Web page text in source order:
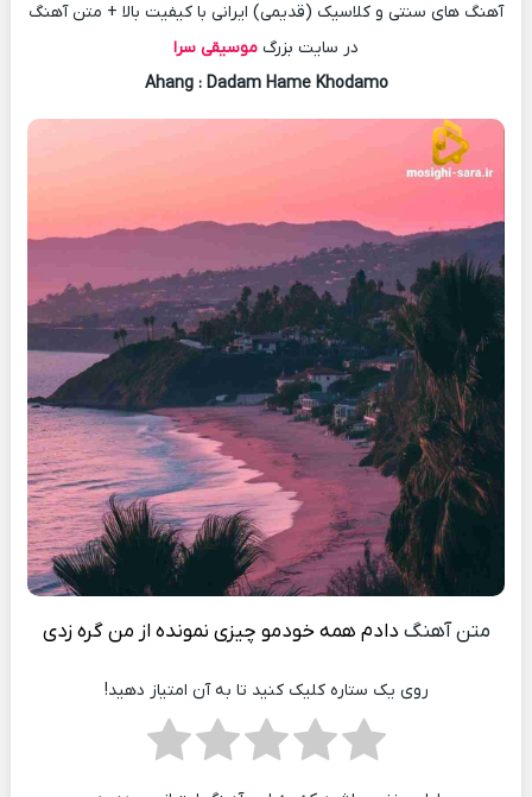
آهنگ های سنتی و کلاسیک (قدیمی) ایرانی با کیفیت بالا + متن آهنگ
در سایت بزرگ موسیقی سرا
Ahang : Dadam Hame Khodamo
متن آهنگ دادم همه خودمو چیزی نمونده از من گره زدی
روی یک ستاره کلیک کنید تا به آن امتیاز دهید!